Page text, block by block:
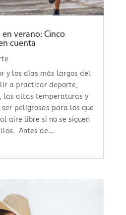
verano: Cinco
cuenta
y los días más largos del
a practicar deporte,
las altas temperaturas y
peligrosas para los que
aire libre si no se siguen
Antes de...